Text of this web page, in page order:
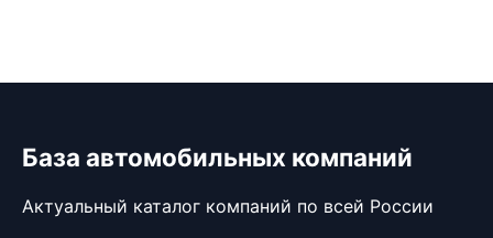
База автомобильных компаний
Актуальный каталог компаний по всей России